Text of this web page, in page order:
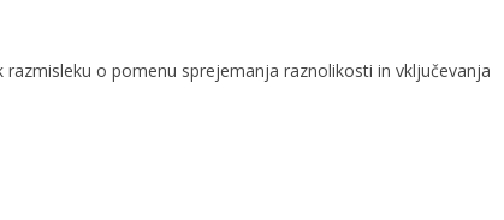
o pomenu sprejemanja raznolikosti in vključevanja